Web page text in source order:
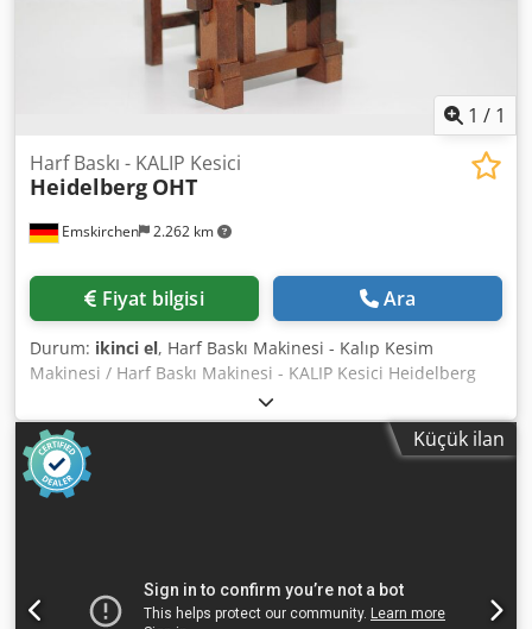
1 / 1
Emskirchen 2.262 km
Harf Baskı - KALIP Kesici
Heidelberg OHT
Fiyat bilgisi Ara
Durum: ikinci el, Harf Baskı Makinesi - Kalıp Kesim
Makinesi / Harf Baskı Makinesi - KALIP Kesici Heidelberg
OHT Yıl 1983 - Seri No. 194543 Dodjv Hw Hiopfx Agfjck
Boyut min.: 40 x 70mm - maks. 260 x 380mm Hız min.:
2.200 sph - max. 5.500 sph Standart kovalamaca: 260 x
340mm İskelet kovalamaca: 260 x 350mm Aletler ve
aksesuarlarla birlikte çerçeve dahildir WhatsApp ile
Küçük ilan